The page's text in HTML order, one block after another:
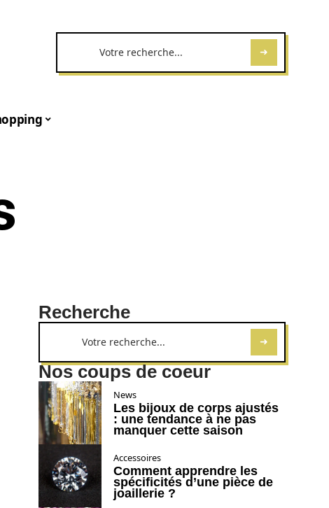
Recherche
Nos coups de coeur
News
Les bijoux de corps ajustés
: une tendance à ne pas
manquer cette saison
Accessoires
Comment apprendre les
spécificités d’une pièce de
joaillerie ?